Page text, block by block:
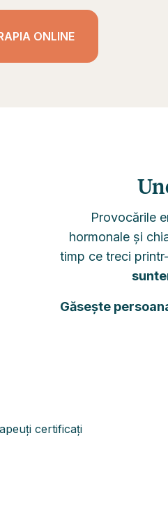
ONLINE
Provocările
hormonale și
timp ce treci
Găsește
certificați